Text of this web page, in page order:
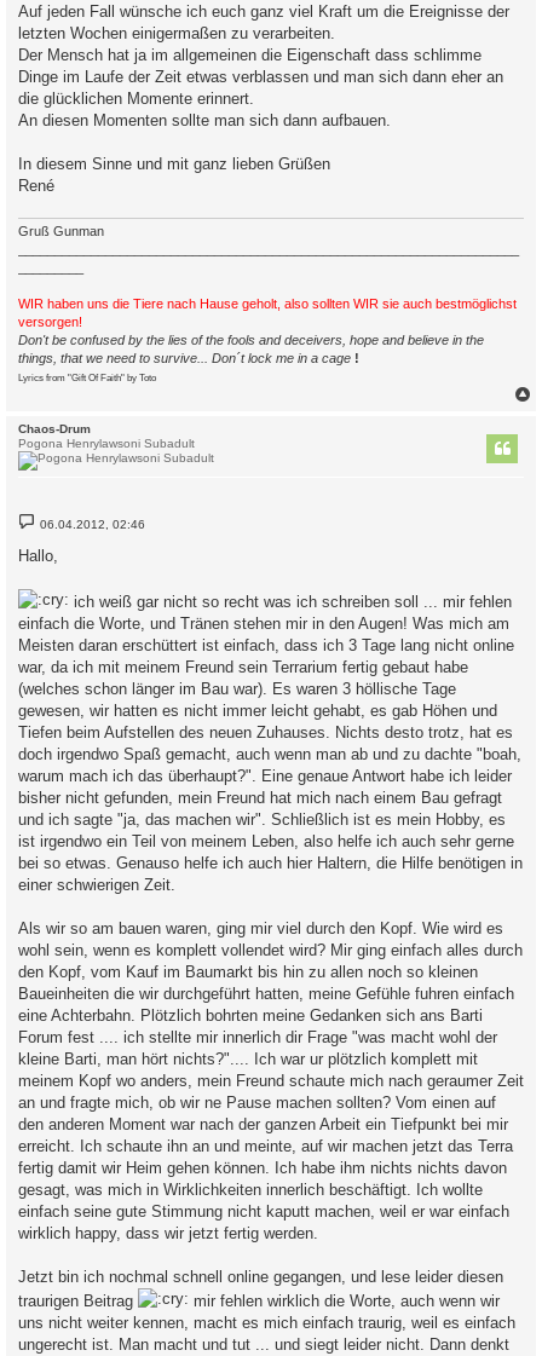
Auf jeden Fall wünsche ich euch ganz viel Kraft um die Ereignisse der
letzten Wochen einigermaßen zu verarbeiten.
Der Mensch hat ja im allgemeinen die Eigenschaft dass schlimme
Dinge im Laufe der Zeit etwas verblassen und man sich dann eher an
die glücklichen Momente erinnert.
An diesen Momenten sollte man sich dann aufbauen.
In diesem Sinne und mit ganz lieben Grüßen
René
Gruß Gunman
WIR haben uns die Tiere nach Hause geholt, also sollten WIR sie auch bestmöglichst
versorgen!
Don't be confused by the lies of the fools and deceivers, hope and believe in the
things, that we need to survive... Don´t lock me in a cage !
Lyrics from "Gift Of Faith" by Toto
Chaos-Drum
Pogona Henrylawsoni Subadult
B
e
i
t
a
g
06.04.2012, 02:46
Hallo,
ich weiß gar nicht so recht was ich schreiben soll ... mir fehlen
einfach die Worte, und Tränen stehen mir in den Augen! Was mich am
Meisten daran erschüttert ist einfach, dass ich 3 Tage lang nicht online
war, da ich mit meinem Freund sein Terrarium fertig gebaut habe
(welches schon länger im Bau war). Es waren 3 höllische Tage
gewesen, wir hatten es nicht immer leicht gehabt, es gab Höhen und
Tiefen beim Aufstellen des neuen Zuhauses. Nichts desto trotz, hat es
doch irgendwo Spaß gemacht, auch wenn man ab und zu dachte "boah,
warum mach ich das überhaupt?". Eine genaue Antwort habe ich leider
bisher nicht gefunden, mein Freund hat mich nach einem Bau gefragt
und ich sagte "ja, das machen wir". Schließlich ist es mein Hobby, es
ist irgendwo ein Teil von meinem Leben, also helfe ich auch sehr gerne
bei so etwas. Genauso helfe ich auch hier Haltern, die Hilfe benötigen in
einer schwierigen Zeit.
Als wir so am bauen waren, ging mir viel durch den Kopf. Wie wird es
wohl sein, wenn es komplett vollendet wird? Mir ging einfach alles durch
den Kopf, vom Kauf im Baumarkt bis hin zu allen noch so kleinen
Baueinheiten die wir durchgeführt hatten, meine Gefühle fuhren einfach
eine Achterbahn. Plötzlich bohrten meine Gedanken sich ans Barti
Forum fest .... ich stellte mir innerlich dir Frage "was macht wohl der
kleine Barti, man hört nichts?".... Ich war ur plötzlich komplett mit
meinem Kopf wo anders, mein Freund schaute mich nach geraumer Zeit
an und fragte mich, ob wir ne Pause machen sollten? Vom einen auf
den anderen Moment war nach der ganzen Arbeit ein Tiefpunkt bei mir
erreicht. Ich schaute ihn an und meinte, auf wir machen jetzt das Terra
fertig damit wir Heim gehen können. Ich habe ihm nichts nichts davon
gesagt, was mich in Wirklichkeiten innerlich beschäftigt. Ich wollte
einfach seine gute Stimmung nicht kaputt machen, weil er war einfach
wirklich happy, dass wir jetzt fertig werden.
Jetzt bin ich nochmal schnell online gegangen, und lese leider diesen
traurigen Beitrag
mir fehlen wirklich die Worte, auch wenn wir
uns nicht weiter kennen, macht es mich einfach traurig, weil es einfach
ungerecht ist. Man macht und tut ... und siegt leider nicht. Dann denkt